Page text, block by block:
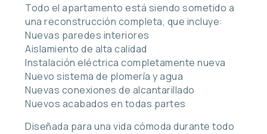
Todo el apartamento está siendo sometido a
una reconstrucción completa, que incluye:
Nuevas paredes interiores
Aislamiento de alta calidad
Instalación eléctrica completamente nueva
Nuevo sistema de plomería y agua
Nuevas conexiones de alcantarillado
Nuevos acabados en todas partes
Diseñada para una vida cómoda durante todo